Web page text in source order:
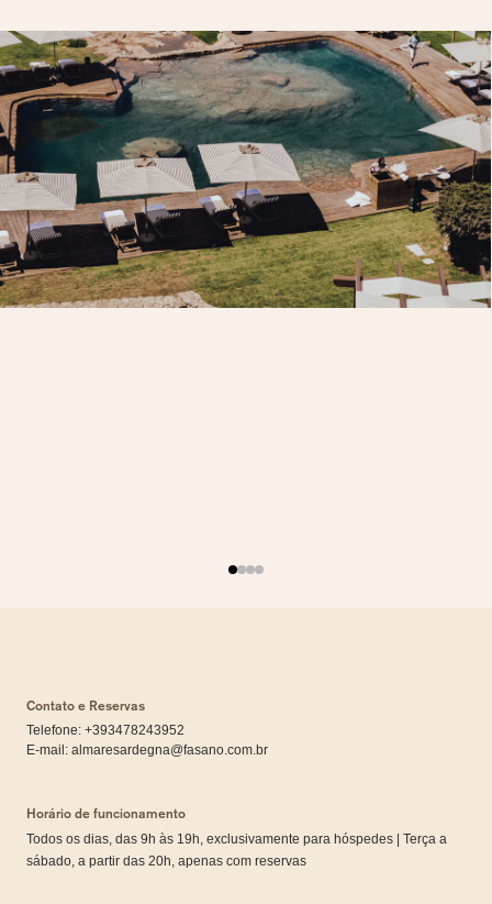
Contato e Reservas
Telefone: +393478243952
E-mail: almaresardegna@fasano.com.br
Horário de funcionamento
Todos os dias, das 9h às 19h, exclusivamente para hóspedes | Terça a
sábado, a partir das 20h, apenas com reservas